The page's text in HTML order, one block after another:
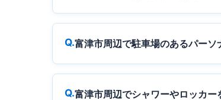
富津市周辺で駐車場のあるパーソ
富津市周辺でシャワーやロッカ